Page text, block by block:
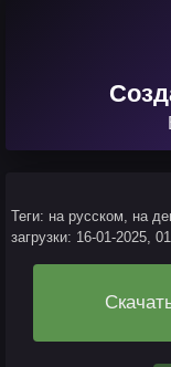
Теги: на русском, на
загрузки: 16-01-2025,